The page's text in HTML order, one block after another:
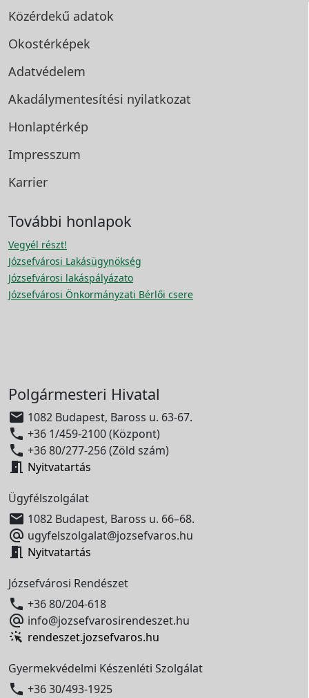
Közérdekű adatok
Okostérképek
Adatvédelem
Akadálymentesítési nyilatkozat
Honlaptérkép
Impresszum
Karrier
További honlapok
Vegyél részt!
Józsefvárosi Lakásügynökség
Józsefvárosi lakáspályázato
Józsefvárosi Önkormányzati Bérlői csere
Polgármesteri Hivatal
 1082 Budapest, Baross u. 63-67.
 +36 1/459-2100 (Központ)
 +36 80/277-256 (Zöld szám)
 Nyitvatartás
Ügyfélszolgálat
 1082 Budapest, Baross u. 66–68.
 ugyfelszolgalat@jozsefvaros.hu
 Nyitvatartás
Józsefvárosi Rendészet
 +36 80/204-618
 info@jozsefvarosirendeszet.hu
rendeszet.jozsefvaros.hu
Gyermekvédelmi Készenléti Szolgálat
 +36 30/493-1925